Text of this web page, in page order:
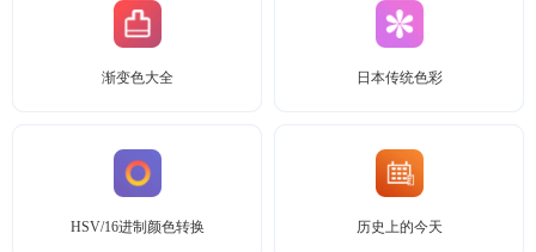
渐变色大全 日本传统色彩
HSV/16进制颜色转换 历史上的今天